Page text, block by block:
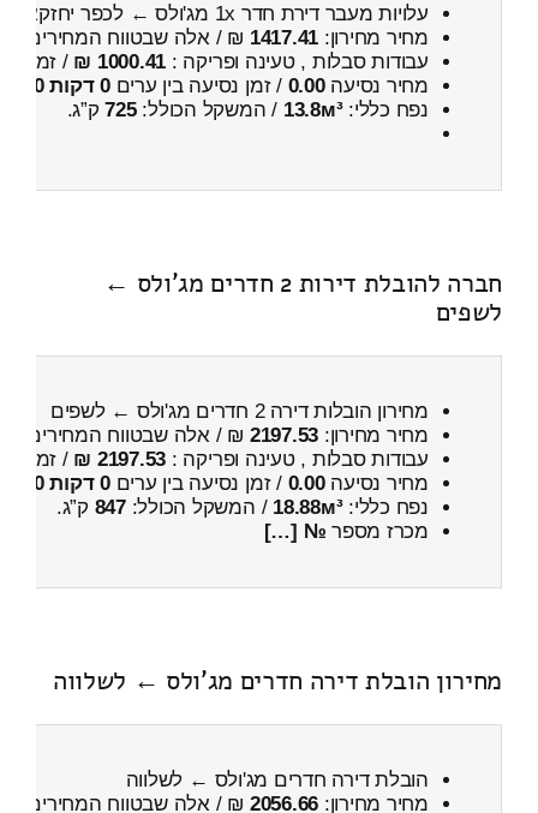
עלויות מעבר דירת חדר 1x מג'ולס ← לכפר יחזקאל
מחיר מחירון: 1417.41 ₪ / אלה שבטווח המחירים
עבודות סבלות , טעינה ופריקה : 1000.41 ₪ / זמן :
מחיר נסיעה0.00 / זמן נסיעה בין ערים0 דקות 0 שניות
נפח כללי:13.8м³ / המשקל הכולל:725ק”ג.
חברה להובלת דירות 2 חדרים מג'ולס ←
לשפים
מחירון הובלות דירה 2 חדרים מג'ולס ← לשפים
מחיר מחירון: 2197.53 ₪ / אלה שבטווח המחירים
עבודות סבלות , טעינה ופריקה : 2197.53 ₪ / זמן :
מחיר נסיעה0.00 / זמן נסיעה בין ערים0 דקות 0 שניות
נפח כללי:18.88м³ / המשקל הכולל:847 ק”ג.
מכרז מספר № […]
מחירון הובלת דירה חדרים מג'ולס ← לשלווה
הובלת דירה חדרים מג'ולס ← לשלווה
מחיר מחירון: 2056.66 ₪ / אלה שבטווח המחירים